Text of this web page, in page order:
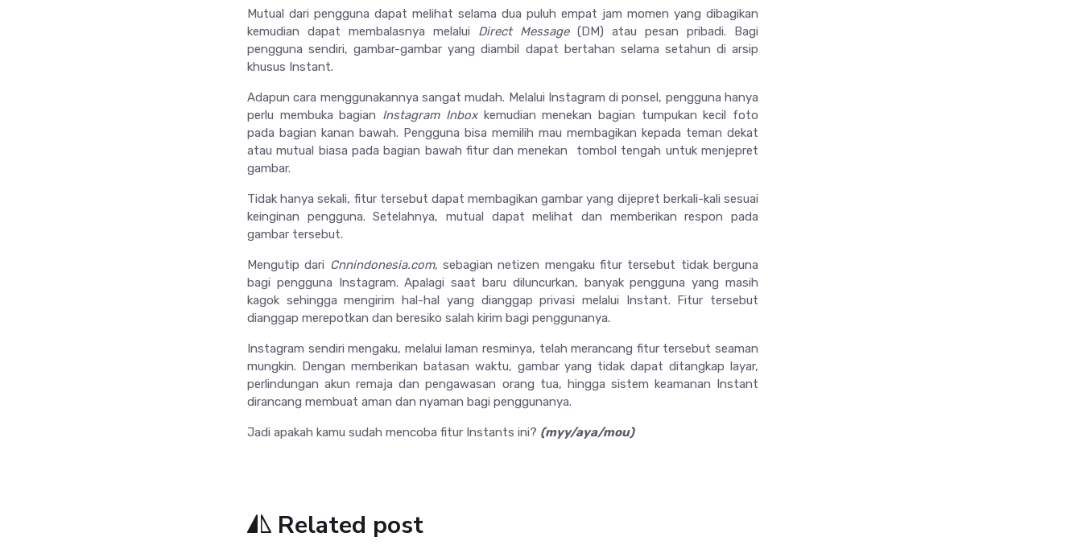
Mutual dari pengguna dapat melihat selama dua puluh empat jam momen yang dibagikan
kemudian dapat membalasnya melalui Direct Message(DM) atau pesan pribadi. Bagi
pengguna sendiri, gambar-gambar yang diambil dapat bertahan selama setahun di arsip
khusus Instant.
Adapun cara menggunakannya sangat mudah. Melalui Instagram di ponsel, pengguna hanya
perlu membuka bagian Instagram Inboxkemudian menekan bagian tumpukan kecil foto
pada bagian kanan bawah. Pengguna bisa memilih mau membagikan kepada teman dekat
atau mutual biasa pada bagian bawah fitur dan menekan tombol tengah untuk menjepret
gambar.
Tidak hanya sekali, fitur tersebut dapat membagikan gambar yang dijepret berkali-kali sesuai
keinginan pengguna. Setelahnya, mutual dapat melihat dan memberikan respon pada
gambar tersebut.
Mengutip dari Cnnindonesia.com, sebagian netizen mengaku fitur tersebut tidak berguna
bagi pengguna Instagram. Apalagi saat baru diluncurkan, banyak pengguna yang masih
kagok sehingga mengirim hal-hal yang dianggap privasi melalui Instant. Fitur tersebut
dianggap merepotkan dan beresiko salah kirim bagi penggunanya.
Instagram sendiri mengaku, melalui laman resminya, telah merancang fitur tersebut seaman
mungkin. Dengan memberikan batasan waktu, gambar yang tidak dapat ditangkap layar,
perlindungan akun remaja dan pengawasan orang tua, hingga sistem keamanan Instant
dirancang membuat aman dan nyaman bagi penggunanya.
Jadi apakah kamu sudah mencoba fitur Instants ini? (myy/aya/mou)
Related post